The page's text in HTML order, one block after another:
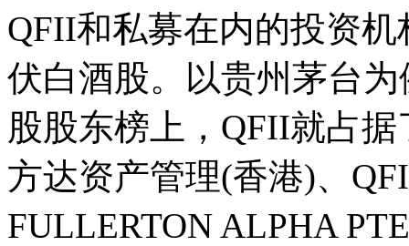
QFII和私募在内的投资
伏白酒股。以贵州茅台
股股东榜上，QFII就占
方达资产管理(香港)、
FULLERTON ALPHA